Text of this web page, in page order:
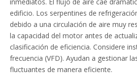
edificio. Los serpentines de
debido a una circulación de aire muy
la capacidad del motor antes de
clasificación de eficiencia. Considere
frecuencia (VFD). Ayudan a gestionar
fluctuantes de manera eficiente.